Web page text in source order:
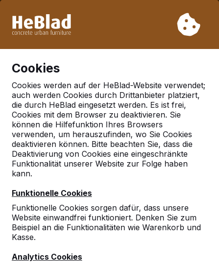
Woche 33 nicht. Bitte berücksichtigen Sie daher längere
Cookies
Cookies werden auf der HeBlad-Website verwendet;
auch werden Cookies durch Drittanbieter platziert,
die durch HeBlad eingesetzt werden. Es ist frei,
Cookies mit dem Browser zu deaktivieren. Sie
können die Hilfefunktion Ihres Browsers
verwenden, um herauszufinden, wo Sie Cookies
deaktivieren können. Bitte beachten Sie, dass die
Deaktivierung von Cookies eine eingeschränkte
Funktionalität unserer Website zur Folge haben
kann.
Funktionelle Cookies
Funktionelle Cookies sorgen dafür, dass unsere
Website einwandfrei funktioniert. Denken Sie zum
Beispiel an die Funktionalitäten wie Warenkorb und
Kasse.
Analytics Cookies
Deutschland
Referenties in:
Schalkenbach
Geen reviews gevonden voor deze